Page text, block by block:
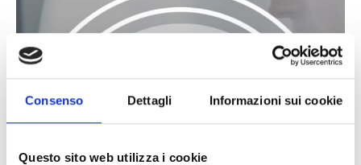
Consenso Dettagli Informazioni sui cookie
Questo sito web utilizza i cookie